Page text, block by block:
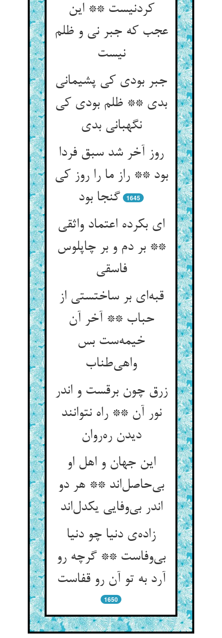
کردنیست ** این
عجب که جبر نی و ظلم
نیست
جبر بودی کی پشیمانی
بدی ** ظلم بودی کی
نگهبانی بدی
روز آخر شد سبق فردا
بود ** راز ما را روز کی
گنجا بود
1645
ای بکرده اعتماد واثقی
** بر دم و بر چاپلوس
فاسقی
قبه‌ای بر ساختستی از
حباب ** آخر آن
خیمه‌ست بس
واهی‌طناب
زرق چون برقست و اندر
نور آن ** راه نتوانند
دیدن ره‌روان
این جهان و اهل او
بی‌حاصل‌اند ** هر دو
اندر بی‌وفایی یکدل‌اند
زاده‌ی دنیا چو دنیا
بی‌وفاست ** گرچه رو
آرد به تو آن رو قفاست
1650